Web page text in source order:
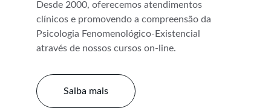
Desde 2000, oferecemos atendimentos
clínicos e promovendo a compreensão da
Psicologia Fenomenológico-Existencial
através de nossos cursos on-line.
Saiba mais